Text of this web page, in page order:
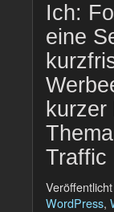
Ich:
eine
WordPress,